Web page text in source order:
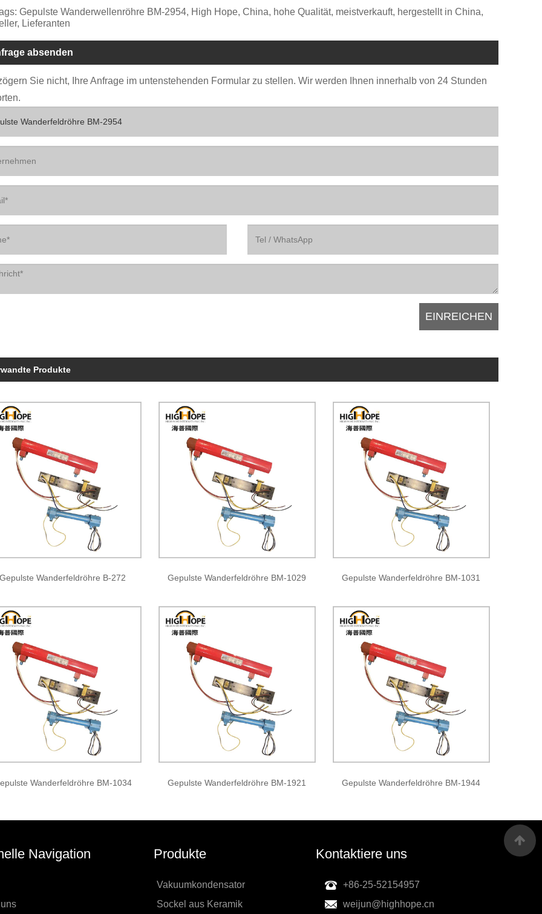
Gepulste Wanderwellenröhre BM-2954, High Hope, China, hohe Qualität, meistverkauft, hergestellt in China,
Lieferanten
absenden
Sie nicht, Ihre Anfrage im untenstehenden Formular zu stellen. Wir werden Ihnen innerhalb von 24 Stunden
Produkte
Gepulste Wanderfeldröhre B-272 Gepulste Wanderfeldröhre BM-1029 Gepulste Wanderfeldröhre BM-1031
Wanderfeldröhre BM-1034 Gepulste Wanderfeldröhre BM-1921 Gepulste Wanderfeldröhre BM-1944
Navigation Produkte
Vakuumkondensator
Sockel aus Keramik
Kontaktiere uns
+86-25-52154957
weijun@highhope.cn